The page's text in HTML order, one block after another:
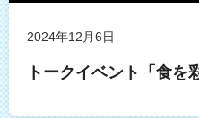
2024年12月6日
トークイベント「食を